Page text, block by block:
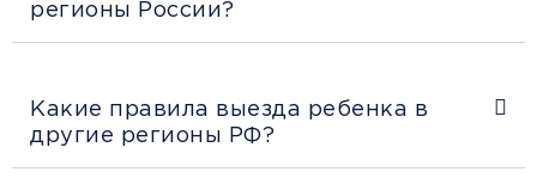
регионы России?
Какие правила выезда ребенка в
другие регионы РФ?